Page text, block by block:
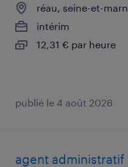
réau, seine-et-
intérim
12,31 € par heure
publié le 4 août 2026
agent administratif